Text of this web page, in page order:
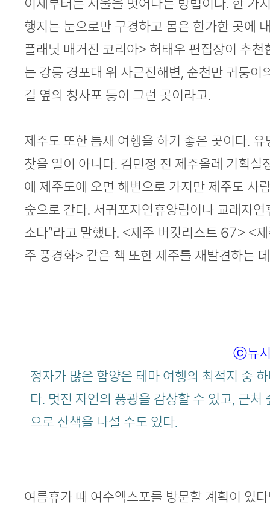
이제부터는 서울을 벗어나는 방법이다. 한 가
행지는 눈으로만 구경하고 몸은 한가한 곳에
플래닛 매거진 코리아> 허태우 편집장이 추
는 강릉 경포대 위 사근진해변, 순천만 귀퉁이
길 옆의 청사포 등이 그런 곳이라고.
제주도 또한 틈새 여행을 하기 좋은 곳이다.
찾을 일이 아니다. 김민정 전 제주올레 기획실
에 제주도에 오면 해변으로 가지만 제주도 사
숲으로 간다. 서귀포자연휴양림이나 교래자
소다”라고 말했다. <제주 버킷리스트 67> <
주 풍경화> 같은 책 또한 제주를 재발견하는
ⓒ뉴
정자가 많은 함양은 테마 여행의 최적지 중
다. 멋진 자연의 풍광을 감상할 수 있고, 근처
으로 산책을 나설 수도 있다.
여름휴가 때 여수엑스포를 방문할 계획이 있